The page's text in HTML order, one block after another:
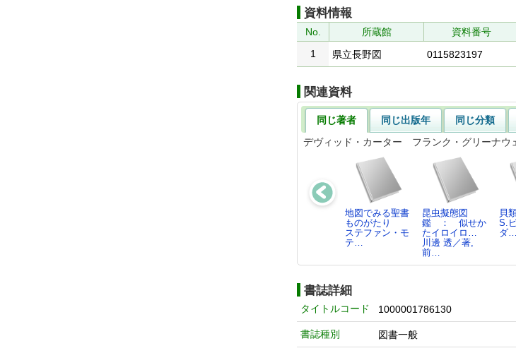
資料情報
No. 所蔵館 資料番号
1
県立長野図 0115823197
関連資料
同じ著者 同じ出版年 同じ分類
デヴィッド・カーター フランク・グリーナ
地図でみる聖書
ものがたり
ステファン・モ
テ…
昆虫擬態図
鑑 ： 似せか
たイロイロ…
川邊 透／著,
前…
貝
S.
ダ…
書誌詳細
タイトルコード 1000001786130
書誌種別 図書一般